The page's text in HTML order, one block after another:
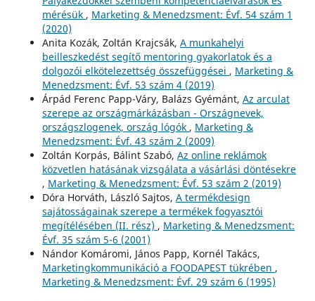
mérésük , Marketing & Menedzsment: Évf. 54 szám 1
(2020)
Anita Kozák, Zoltán Krajcsák, A munkahelyi
beilleszkedést segítő mentoring gyakorlatok és a
dolgozói elkötelezettség összefüggései , Marketing &
Menedzsment: Évf. 53 szám 4 (2019)
Árpád Ferenc Papp-Váry, Balázs Gyémánt, Az arculat
szerepe az országmárkázásban - Országnevek,
országszlogenek, ország lógók , Marketing &
Menedzsment: Évf. 43 szám 2 (2009)
Zoltán Korpás, Bálint Szabó, Az online reklámok
közvetlen hatásának vizsgálata a vásárlási döntésekre
, Marketing & Menedzsment: Évf. 53 szám 2 (2019)
Dóra Horváth, László Sajtos, A termékdesign
sajátosságainak szerepe a termékek fogyasztói
megítélésében (II. rész) , Marketing & Menedzsment:
Évf. 35 szám 5-6 (2001)
Nándor Komáromi, János Papp, Kornél Takács,
Marketingkommunikáció a FOODAPEST tükrében ,
Marketing & Menedzsment: Évf. 29 szám 6 (1995)